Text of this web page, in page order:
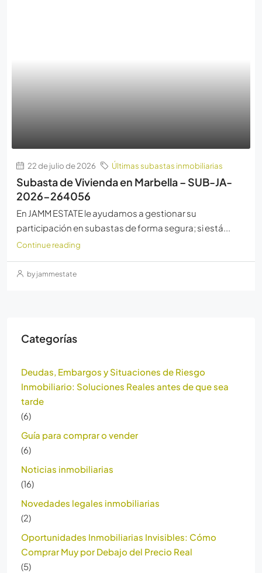
22 de julio de 2026 Últimas subastas inmobiliarias
Subasta de Vivienda en Marbella – SUB-JA-
2026-264056
En JAMM ESTATE le ayudamos a gestionar su
participación en subastas de forma segura; si está...
Continue reading
by jammestate
Categorías
Deudas, Embargos y Situaciones de Riesgo
Inmobiliario: Soluciones Reales antes de que sea
tarde
(6)
Guía para comprar o vender
(6)
Noticias inmobiliarias
(16)
Novedades legales inmobiliarias
(2)
Oportunidades Inmobiliarias Invisibles: Cómo
Comprar Muy por Debajo del Precio Real
(5)